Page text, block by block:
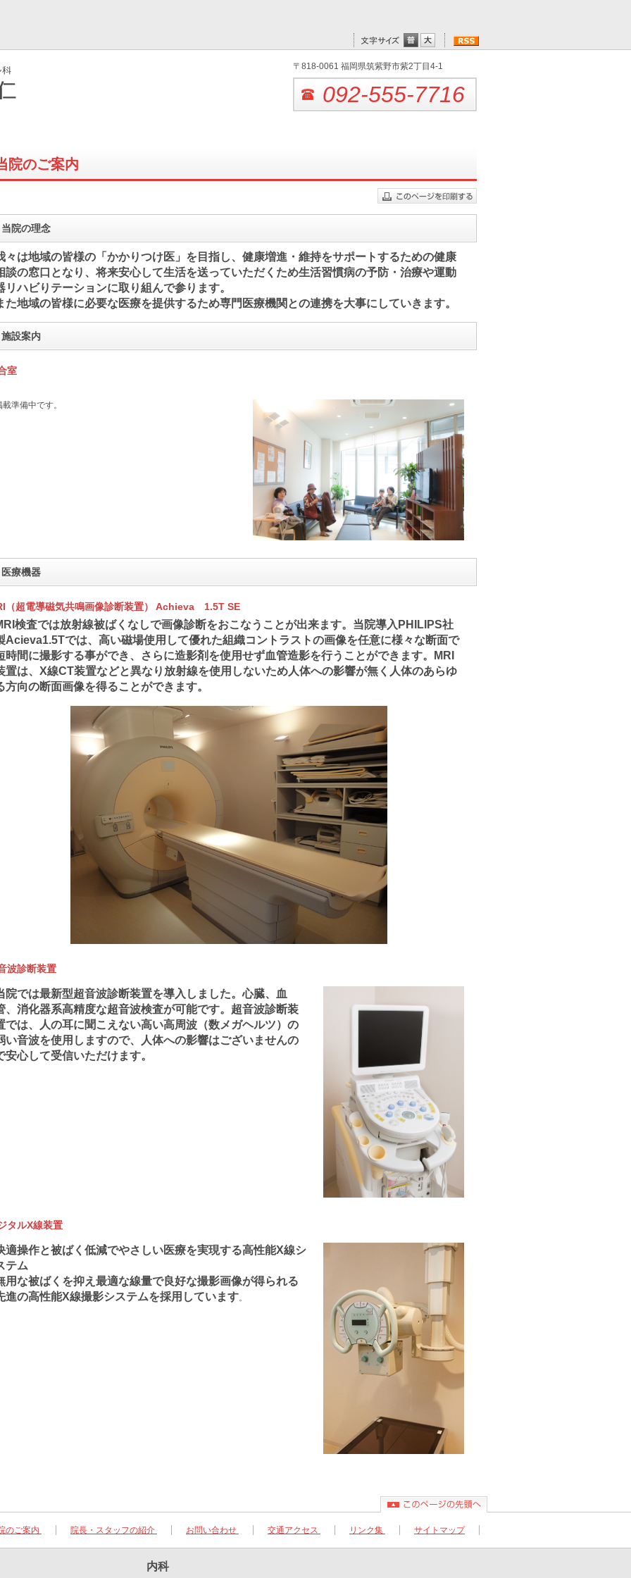
〒818-0061 福岡県筑紫野市紫2丁目4-1
092-555-7716
院のご案内
当院の理念
々は地域の皆様の「かかりつけ医」を目指し、健康増進・維持をサポートするための健康
談の窓口となり、将来安心して生活を送っていただくため生活習慣病の予防・治療や運動
リハビりテーションに取り組んで参ります。
た地域の皆様に必要な医療を提供するため専門医療機関との連携を大事にしていきます。
施設案内
室
載準備中です。
医療機器
（超電導磁気共鳴画像診断装置） Achieva 1.5T SE
検査では放射線被ばくなしで画像診断をおこなうことが出来ます。当院導入PHILIPS社
Acieva1.5Tでは、高い磁場使用して優れた組織コントラストの画像を任意に様々な断面で
時間に撮影する事ができ、さらに造影剤を使用せず血管造影を行うことができます。MRI
置は、X線CT装置などと異なり放射線を使用しないため人体への影響が無く人体のあらゆ
方向の断面画像を得ることができます。
波診断装置
院では最新型超音波診断装置を導入しました。心臓、血
、消化器系高精度な超音波検査が可能です。超音波診断装
では、人の耳に聞こえない高い高周波（数メガヘルツ）の
い音波を使用しますので、人体への影響はございませんの
安心して受信いただけます。
タルX線装置
適操作と被ばく低減でやさしい医療を実現する高性能X線シ
テム
用な被ばくを抑え最適な線量で良好な撮影画像が得られる
進の高性能X線撮影システムを採用しています。
のご案内 院長・スタッフの紹介 お問い合わせ 交通アクセス リンク集 サイトマップ
内科